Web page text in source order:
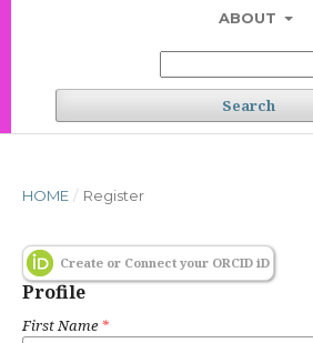
ABOUT
Search
HOME / Register
Create or Connect your ORCID iD
Profile
First Name *